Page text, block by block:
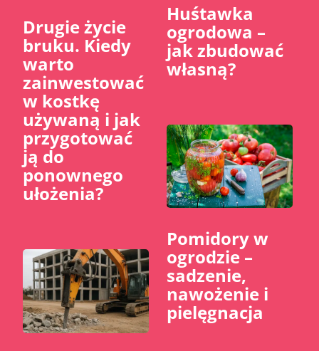
​Drugie życie
bruku. Kiedy
warto
zainwestować
w kostkę
używaną i jak
przygotować
ją do
ponownego
ułożenia?
Huśtawka
ogrodowa –
jak zbudować
własną?
Pomidory w
ogrodzie –
sadzenie,
nawożenie i
pielęgnacja